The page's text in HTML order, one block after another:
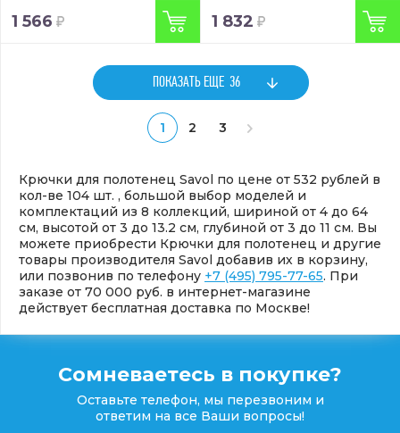
1 566 1 832
ПОКАЗАТЬ ЕЩЕ 36
1 2 3
Крючки для полотенец Savol по цене от 532 рублей в
кол-ве 104 шт. , большой выбор моделей и
комплектаций из 8 коллекций, шириной от 4 до 64
см, высотой от 3 до 13.2 см, глубиной от 3 до 11 см. Вы
можете приобрести Крючки для полотенец и другие
товары производителя Savol добавив их в корзину,
или позвонив по телефону +7 (495) 795-77-65. При
заказе от 70 000 руб. в интернет-магазине
действует бесплатная доставка по Москве!
Сомневаетесь в покупке?
Оставьте телефон, мы перезвоним и
ответим на все Ваши вопросы!